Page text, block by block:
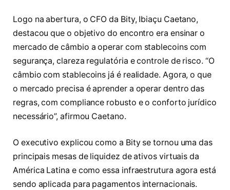
Logo na abertura, o CFO da Bity, Ibiaçu Caetano,
destacou que o objetivo do encontro era ensinar o
mercado de câmbio a operar com stablecoins com
segurança, clareza regulatória e controle de risco. “O
câmbio com stablecoins já é realidade. Agora, o que
o mercado precisa é aprender a operar dentro das
regras, com compliance robusto e o conforto jurídico
necessário”, afirmou Caetano.
O executivo explicou como a Bity se tornou uma das
principais mesas de liquidez de ativos virtuais da
América Latina e como essa infraestrutura agora está
sendo aplicada para pagamentos internacionais.